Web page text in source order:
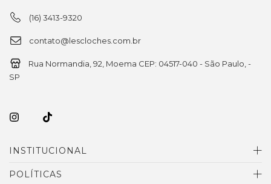
(16) 3413-9320
contato@lescloches.com.br
Rua Normandia, 92, Moema CEP: 04517-040 - São Paulo, -
SP
INSTITUCIONAL
POLÍTICAS